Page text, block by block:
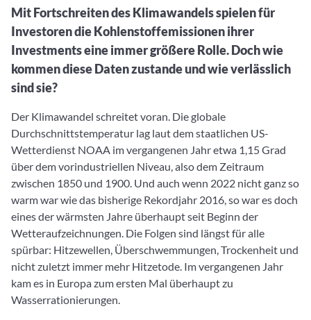
Preis-/Performance-Alarme
3. Investieren
Portfolios
Eigene Portfolios und jene, denen Sie folgen
Mit Fortschreiten des Klimawandels spielen für
Investoren die Kohlenstoffemissionen ihrer
Investments eine immer größere Rolle. Doch wie
kommen diese Daten zustande und wie verlässlich
sind sie?
Der Klimawandel schreitet voran. Die globale
Durchschnittstemperatur lag laut dem staatlichen US-
Wetterdienst NOAA im vergangenen Jahr etwa 1,15 Grad
über dem vorindustriellen Niveau, also dem Zeitraum
zwischen 1850 und 1900. Und auch wenn 2022 nicht ganz so
warm war wie das bisherige Rekordjahr 2016, so war es doch
eines der wärmsten Jahre überhaupt seit Beginn der
Wetteraufzeichnungen. Die Folgen sind längst für alle
spürbar: Hitzewellen, Überschwemmungen, Trockenheit und
nicht zuletzt immer mehr Hitzetode. Im vergangenen Jahr
kam es in Europa zum ersten Mal überhaupt zu
Wasserrationierungen.